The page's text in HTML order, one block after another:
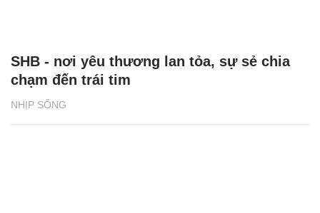
NHỊP SỐNG
SHB - nơi yêu thương lan tỏa, sự sẻ chia
chạm đến trái tim